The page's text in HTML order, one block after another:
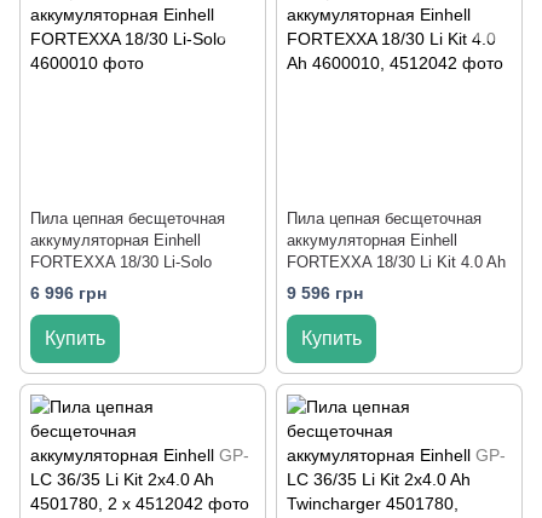
Пила цепная бесщеточная
аккумуляторная Einhell
FORTEXXA 18/30 Li-Solo
6 996 грн
Купить
Пила цепная бесщеточная
аккумуляторная Einhell
FORTEXXA 18/30 Li Kit 4.0 Ah
9 596 грн
Купить